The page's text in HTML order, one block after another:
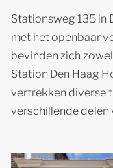
Stationsweg 135 in
met het openbaar
bevinden zich
Station Den Haag
vertrekken diverse
verschillende delen